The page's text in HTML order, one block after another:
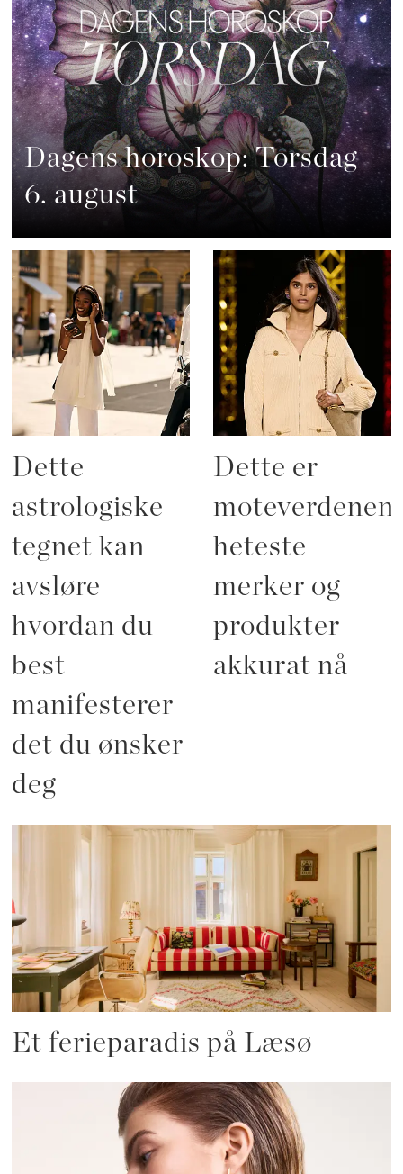
Dagens horoskop: Torsdag
6. august
Dette
astrologiske
tegnet kan
avsløre
hvordan du
best
manifesterer
det du ønsker
deg
Dette er
heteste
merker og
produkter
akkurat nå
Et ferieparadis på Læsø